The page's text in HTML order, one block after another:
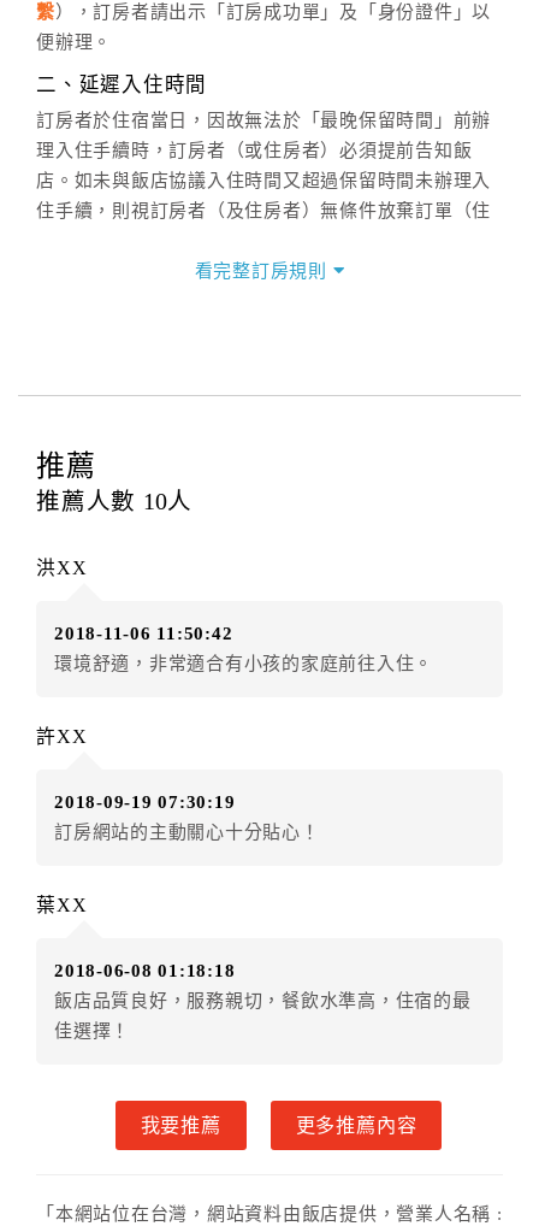
週一至週日：
繫），訂房者請出示「訂房成功單」及「身份證件」以
便辦理。
二、延遲入住時間
訂房者於住宿當日，因故無法於「最晚保留時間」前辦
理入住手續時，訂房者（或住房者）必須提前告知飯
店。如未與飯店協議入住時間又超過保留時間未辦理入
住手續，則視訂房者（及住房者）無條件放棄訂單（住
三、退房手續(Check out)
訂房者應於
提出申辦不得異動訂單。
每筆訂單異動限定
訂單異動後，訂單費用總計大於原訂單費用總計時，訂
訂單異動後，訂單費用總計小於原訂單費用總計時，訂
房者不得要求退其差額。（限原訂飯店）
．訂房者因故辦理訂單異動，本飯店可接受
（提出申辦日為保留起算日）
．訂房者使用「保留住宿金額」時，請注意！為避免飯
件放棄訂單（住宿權益）。 （限原訂飯店使用）
．訂單異動後，訂單費用總計大於原訂單費用總計時，
訂房者應補足差額。 限原訂飯店
六、取消訂單
訂房者因故取消訂單辦理退款，依下列標準申辦：
◎住房日1天前辦理者，訂單費用扣除總計100%為手續
看完整訂房規則
推薦
推薦人數 10人
洪XX
2018-11-06 11:50:42
環境舒適，非常適合有小孩的家庭前往入住。
許XX
2018-09-19 07:30:19
訂房網站的主動關心十分貼心！
葉XX
2018-06-08 01:18:18
飯店品質良好，服務親切，餐飲水準高，住宿的最
佳選擇！
我要推薦 更多推薦內容
「本網站位在台灣，網站資料由飯店提供，營業人名稱 :